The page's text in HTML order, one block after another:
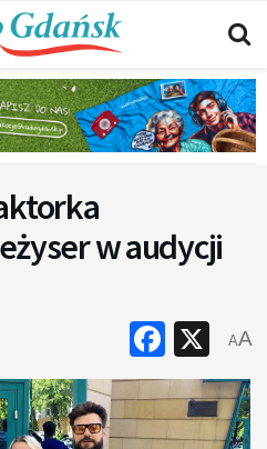
w audycji
X
AA